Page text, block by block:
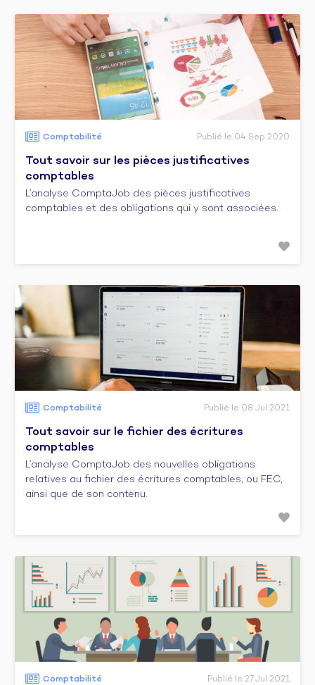
Comptabilité Publié le 04 Sep 2020
Tout savoir sur les pièces justificatives
comptables
L’analyse ComptaJob des pièces justificatives
comptables et des obligations qui y sont associées.
Comptabilité Publié le 08 Jul 2021
Tout savoir sur le fichier des écritures
comptables
L’analyse ComptaJob des nouvelles obligations
relatives au fichier des écritures comptables, ou FEC,
ainsi que de son contenu.
Comptabilité Publié le 27 Jul 2021